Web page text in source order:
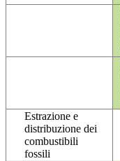
Estrazione e
distribuzione dei
combustibili
fossili